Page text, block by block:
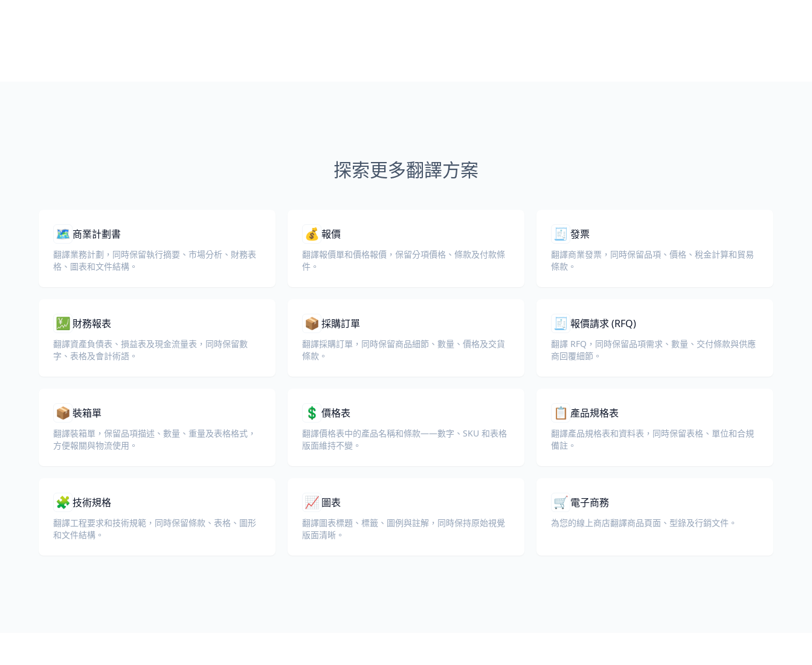
探索更多翻譯方案
🗺️ 商業計劃書
翻譯業務計劃，同時保留執行摘要、市場分析、財務表
格、圖表和文件結構。
💰 報價
翻譯報價單和價格報價，保留分項價格、條款及付款條
件。
🧾 發票
翻譯商業發票，同時保留品項、價格、稅金計算和貿易
條款。
💹 財務報表
翻譯資產負債表、損益表及現金流量表，同時保留數
字、表格及會計術語。
📦 採購訂單
翻譯採購訂單，同時保留商品細節、數量、價格及交貨
條款。
🧾 報價請求 (RFQ)
翻譯 RFQ，同時保留品項需求、數量、交付條款與供應
商回覆細節。
📦 裝箱單
翻譯裝箱單，保留品項描述、數量、重量及表格格式，
方便報關與物流使用。
💲 價格表
翻譯價格表中的產品名稱和條款——數字、SKU 和表格
版面維持不變。
📋 產品規格表
翻譯產品規格表和資料表，同時保留表格、單位和合規
備註。
🧩 技術規格
翻譯工程要求和技術規範，同時保留條款、表格、圖形
和文件結構。
📈 圖表
翻譯圖表標題、標籤、圖例與註解，同時保持原始視覺
版面清晰。
🛒 電子商務
為您的線上商店翻譯商品頁面、型錄及行銷文件。